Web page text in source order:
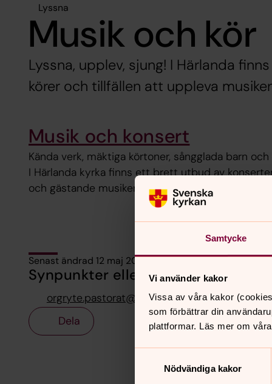
Samtycke
Vi använder kakor
Vissa av våra kakor
som förbättrar din
plattformar. Läs mer om
Nödvändiga kakor
Lyssna
Musik och kör
Lyssna, upplev, sjung! I Härlanda
körer och tillfällen att uppleva
Musik och konsert
Kända verk, mäktiga körtoner, sångglada barn
I Härlanda kyrka finns ett brett utbud av
och gästande musiker.
Senast ändrad 12 maj 2026
Synpunkter eller frågor på sidans
orgryte.pastorat@svenskakyrkan.se
Dela